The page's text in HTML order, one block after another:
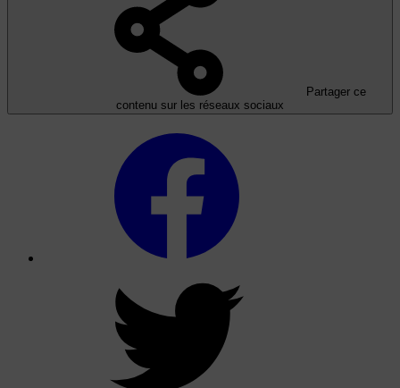
Partager ce
contenu sur les réseaux sociaux